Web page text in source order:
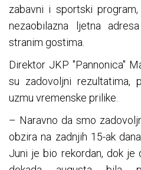
zabavni i sportski
nezaobilazna ljetna
stranim gostima.
Direktor JKP "Pannonica"
su zadovoljni rezultatima,
uzmu vremenske prilike.
– Naravno da smo
obzira na zadnjih 15-ak
Juni je bio rekordan, dok je